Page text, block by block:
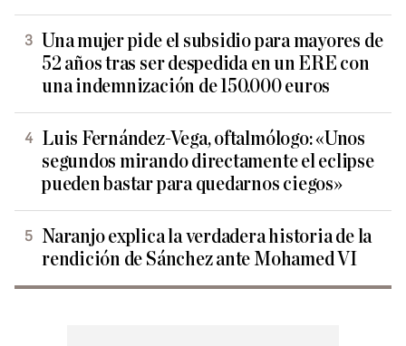
Una mujer pide el subsidio para mayores de
52 años tras ser despedida en un ERE con
una indemnización de 150.000 euros
Luis Fernández-Vega, oftalmólogo: «Unos
segundos mirando directamente el eclipse
pueden bastar para quedarnos ciegos»
Naranjo explica la verdadera historia de la
rendición de Sánchez ante Mohamed VI